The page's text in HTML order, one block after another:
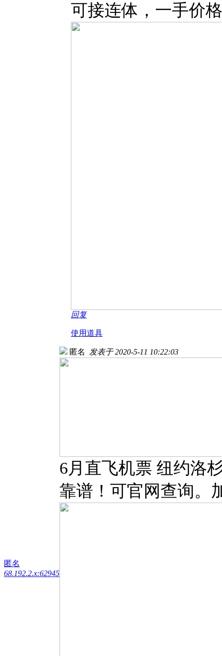
可接连体，一手价
回复
使用道具
匿名
68.192.2.x:62945
匿名 发表于 2020-5-11 10:22:03
6月直飞机票 纽约洛
靠谱！可官网查询。